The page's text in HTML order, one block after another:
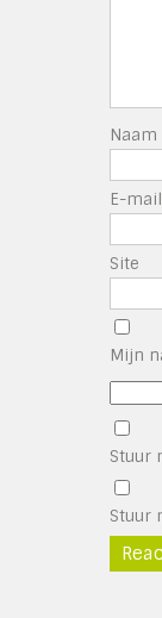
Naam
E-mail
Site
Mijn
Stuur
Stuur